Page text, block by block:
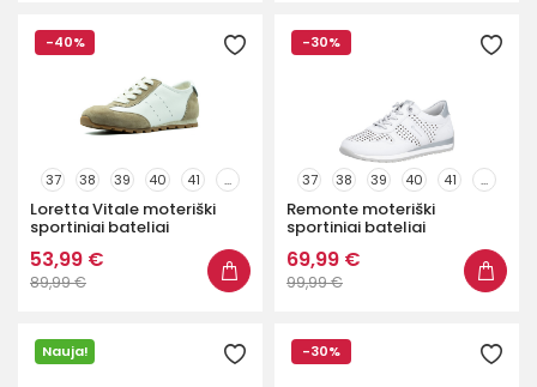
-40%
37 38 39 40 41 ...
Loretta Vitale moteriški
sportiniai bateliai
53,99 €
89,99 €
-30%
37 38 39 40 41 ...
Remonte moteriški
sportiniai bateliai
69,99 €
99,99 €
Nauja! -30%